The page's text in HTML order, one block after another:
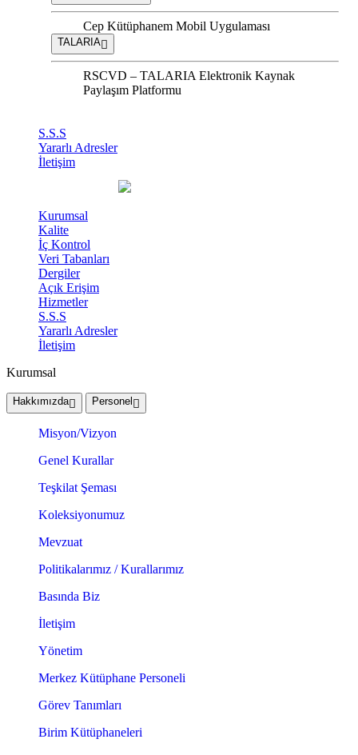
Cep Kütüphanem Mobil Uygulaması
TALARIA
RSCVD – TALARIA Elektronik Kaynak
Paylaşım Platformu
S.S.S
Yararlı Adresler
İletişim
Kurumsal
Kalite
İç Kontrol
Veri Tabanları
Dergiler
Açık Erişim
Hizmetler
S.S.S
Yararlı Adresler
İletişim
Kurumsal
Hakkımızda Personel
Misyon/Vizyon
Genel Kurallar
Teşkilat Şeması
Koleksiyonumuz
Mevzuat
Politikalarımız / Kurallarımız
Basında Biz
İletişim
Yönetim
Merkez Kütüphane Personeli
Görev Tanımları
Birim Kütüphaneleri